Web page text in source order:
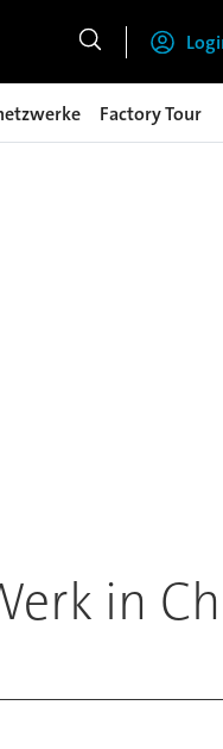
Factory Tour
in